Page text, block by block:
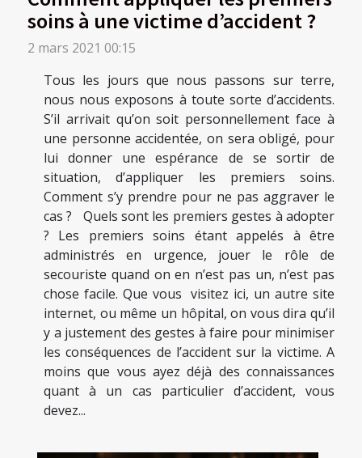
soins à une victime d’accident ?
2 mars 2021 00:15
Tous les jours que nous passons sur terre,
nous nous exposons à toute sorte d’accidents.
S’il arrivait qu’on soit personnellement face à
une personne accidentée, on sera obligé, pour
lui donner une espérance de se sortir de
situation, d’appliquer les premiers soins.
Comment s’y prendre pour ne pas aggraver le
cas ? Quels sont les premiers gestes à adopter
? Les premiers soins étant appelés à être
administrés en urgence, jouer le rôle de
secouriste quand on en n’est pas un, n’est pas
chose facile. Que vous visitez ici, un autre site
internet, ou même un hôpital, on vous dira qu’il
y a justement des gestes à faire pour minimiser
les conséquences de l’accident sur la victime. A
moins que vous ayez déjà des connaissances
quant à un cas particulier d’accident, vous
devez...